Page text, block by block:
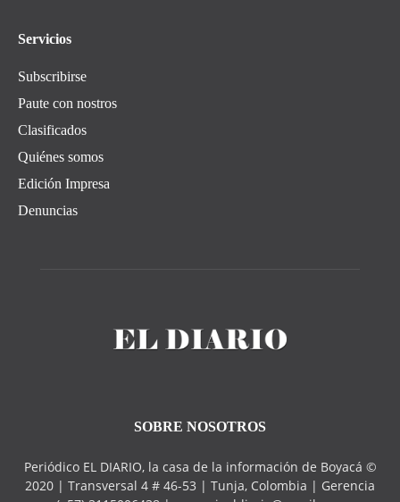
Servicios
Subscribirse
Paute con nostros
Clasificados
Quiénes somos
Edición Impresa
Denuncias
SOBRE NOSOTROS
Periódico EL DIARIO, la casa de la información de Boyacá ©
2020 | Transversal 4 # 46-53 | Tunja, Colombia | Gerencia